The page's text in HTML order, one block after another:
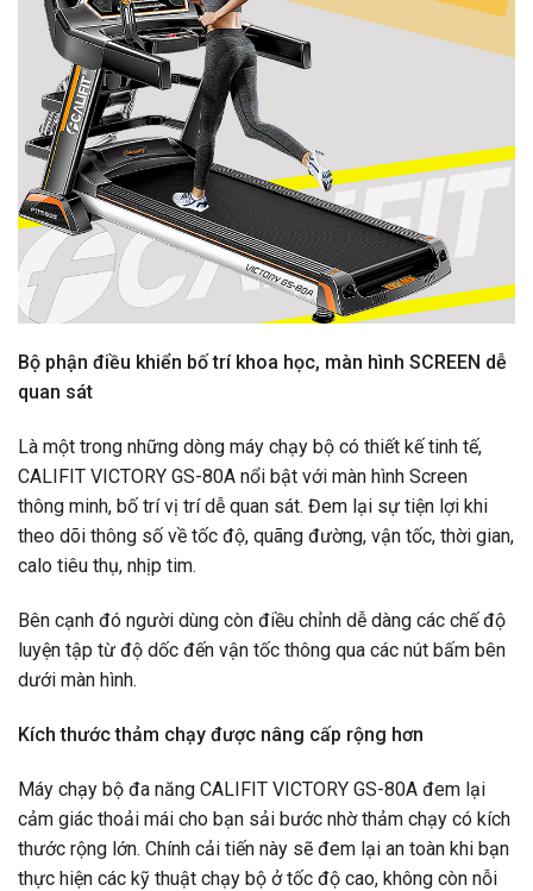
Bộ phận điều khiển bố trí khoa học, màn hình SCREEN dễ
quan sát
Là một trong những dòng máy chạy bộ có thiết kế tinh tế,
CALIFIT VICTORY GS-80A nổi bật với màn hình Screen
thông minh, bố trí vị trí dễ quan sát. Đem lại sự tiện lợi khi
theo dõi thông số về tốc độ, quãng đường, vận tốc, thời gian,
calo tiêu thụ, nhịp tim.
Bên cạnh đó người dùng còn điều chỉnh dễ dàng các chế độ
luyện tập từ độ dốc đến vận tốc thông qua các nút bấm bên
dưới màn hình.
Kích thước thảm chạy được nâng cấp rộng hơn
Máy chạy bộ đa năng CALIFIT VICTORY GS-80A đem lại
cảm giác thoải mái cho bạn sải bước nhờ thảm chạy có kích
thước rộng lớn. Chính cải tiến này sẽ đem lại an toàn khi bạn
thực hiện các kỹ thuật chạy bộ ở tốc độ cao, không còn nỗi